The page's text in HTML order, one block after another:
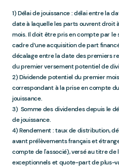
1) Délai de jouissance : délai entre la
date à laquelle les parts ouvrent droit
mois. Il doit être pris en compte par
cadre d’une acquisition de part
décalage entre la date des premiers
du premier versement potentiel de
2) Dividende potentiel du premier
correspondant à la prise en compte
jouissance.
3) Somme des dividendes depuis le
de jouissance.
4) Rendement : taux de distribution,
avant prélèvements français et
compte de l'associé), versé au titre de
exceptionnels et quote-part de plus-